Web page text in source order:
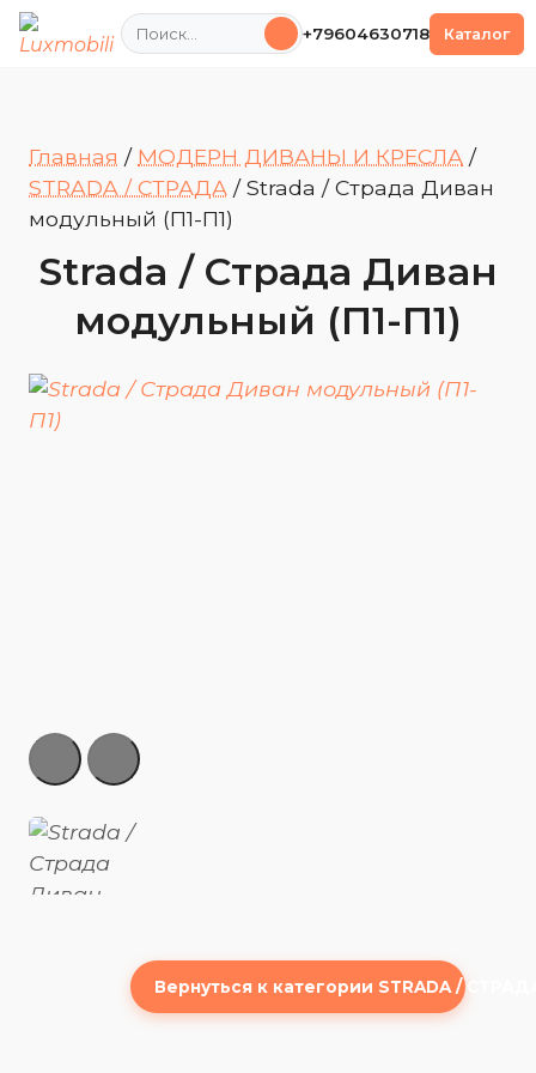
Поиск +79604630718 Каталог
Главная / МОДЕРН ДИВАНЫ И КРЕСЛА /
STRADA / СТРАДА /Strada / Страда Диван
модульный (П1-П1)
Strada / Страда Диван
модульный (П1-П1)
Вернуться к категории STRADA /